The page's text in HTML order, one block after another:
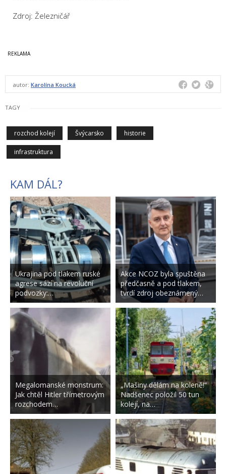
Zdroj: Železničář
autor: Karolína Koucká
TAGY
rozchod kolejí Švýcarsko historie
infrastruktura
KAM DÁL?
Ukrajina pod tlakem ruské
agrese sází na revoluční
podvozky:…
Megalomanské monstrum:
Jak chtěl Hitler třímetrovým
rozchodem…
Akce NCOZ byla spuštěna
předčasně a pod tlakem,
tvrdí zdroj obeznámený…
„Mašiny dělám na koleně!“
Nadšenec položil 50 tun
kolejí, na…